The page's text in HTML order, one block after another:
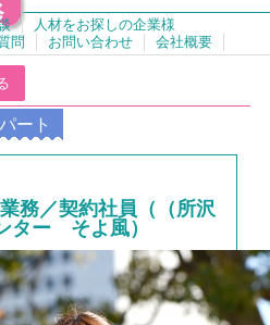
人材をお探しの企業様
問 お問い合わせ 会社概要
パート
務／契約社員（（所沢
ター そよ風）